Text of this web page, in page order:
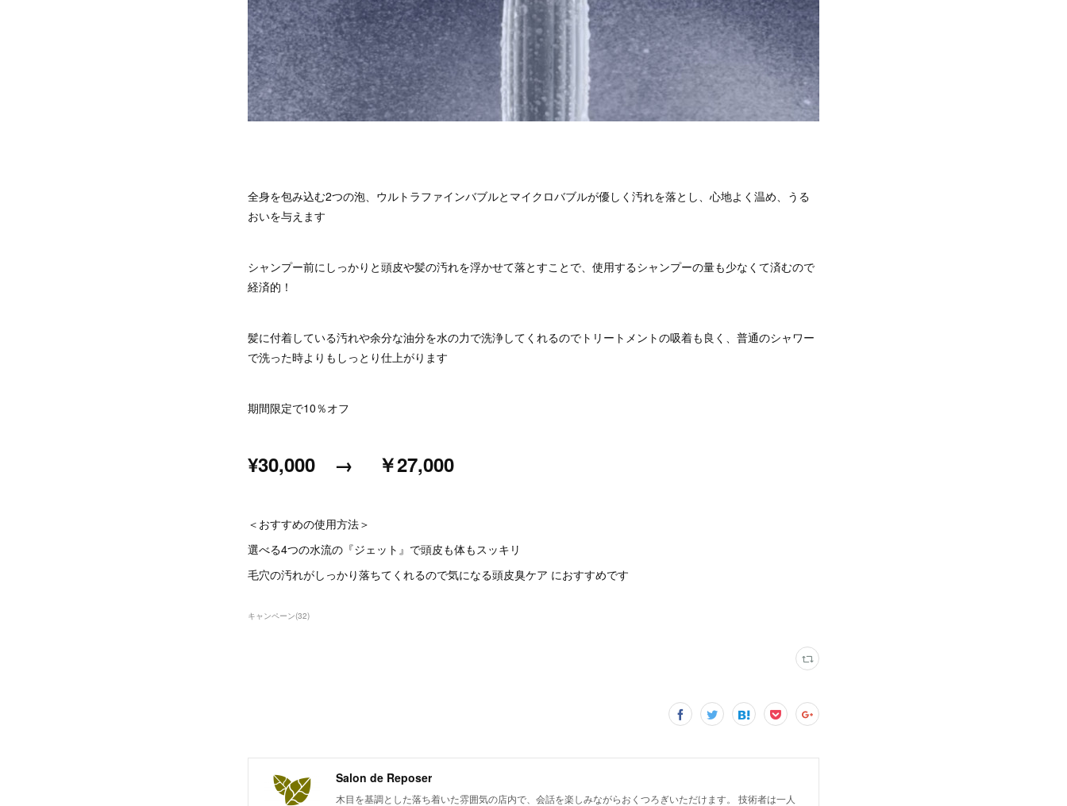
全身を包み込む2つの泡、ウルトラファインバブルとマイクロバブルが優しく汚れを落とし、心地よく温め、うる
おいを与えます
シャンプー前にしっかりと頭皮や髪の汚れを浮かせて落とすことで、使用するシャンプーの量も少なくて済むので
経済的！
髪に付着している汚れや余分な油分を水の力で洗浄してくれるのでトリートメントの吸着も良く、普通のシャワー
で洗った時よりもしっとり仕上がります
期間限定で10％オフ
¥30,000 → ￥27,000
＜おすすめの使用方法＞
選べる4つの水流の『ジェット』で頭皮も体もスッキリ
毛穴の汚れがしっかり落ちてくれるので気になる頭皮臭ケア におすすめです
キャンペーン(32)
Salon de Reposer
木目を基調とした落ち着いた雰囲気の店内で、会話を楽しみながらおくつろぎいただけます。 技術者は一人